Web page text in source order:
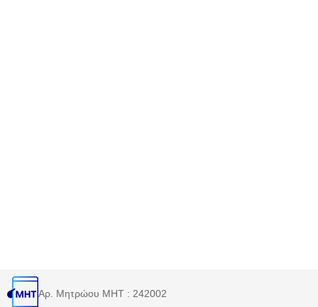
Αρ. Μητρώου MHT : 242002